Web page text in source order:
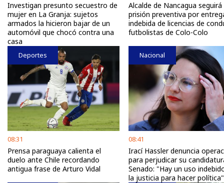
Investigan presunto secuestro de
mujer en La Granja: sujetos
armados la hicieron bajar de un
automóvil que chocó contra una
casa
Alcalde de Nancagua seguirá
prisión preventiva por
indebida de licencias de
futbolistas de Colo-Colo
Deportes
08:31
Prensa paraguaya calienta el
duelo ante Chile recordando
antigua frase de Arturo Vidal
Nacional
08:41
Irací Hassler denuncia
para perjudicar su
Senado: "Hay un uso
la justicia para hacer política"